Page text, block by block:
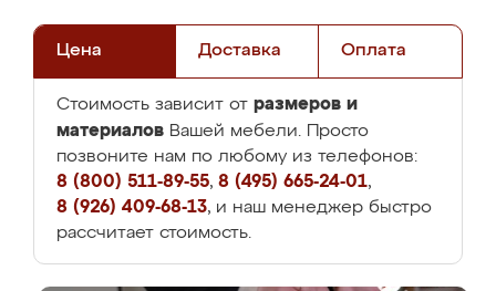
Цена Доставка Оплата
Стоимость зависит от размеров и
материалов Вашей мебели. Просто
позвоните нам по любому из телефонов:
8 (800) 511-89-55, 8 (495) 665-24-01,
8 (926) 409-68-13, и наш менеджер быстро
рассчитает стоимость.